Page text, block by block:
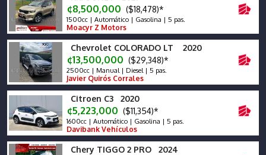
¢8,500,000 ($18,478)*
1500cc | Automático | Gasolina | 5 pas.
Moacyr Z Motors
Chevrolet COLORADO LT 2020
¢13,500,000 ($29,348)*
2500cc | Manual | Diesel | 5 pas.
Javier Quirós Corrales
Citroen C3 2020
¢5,223,000 ($11,354)*
1600cc | Automático | Gasolina | 5 pas.
Davibank Vehículos
Chery TIGGO 2 PRO 2024